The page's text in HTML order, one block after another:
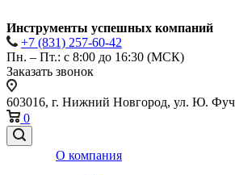
Инструменты успешных компаний
+7 (831) 257-60-42
Пн. – Пт.: с 8:00 до 16:30 (МСК)
Заказать звонок
603016, г. Нижний Новгород, ул. Ю.
0
О компания